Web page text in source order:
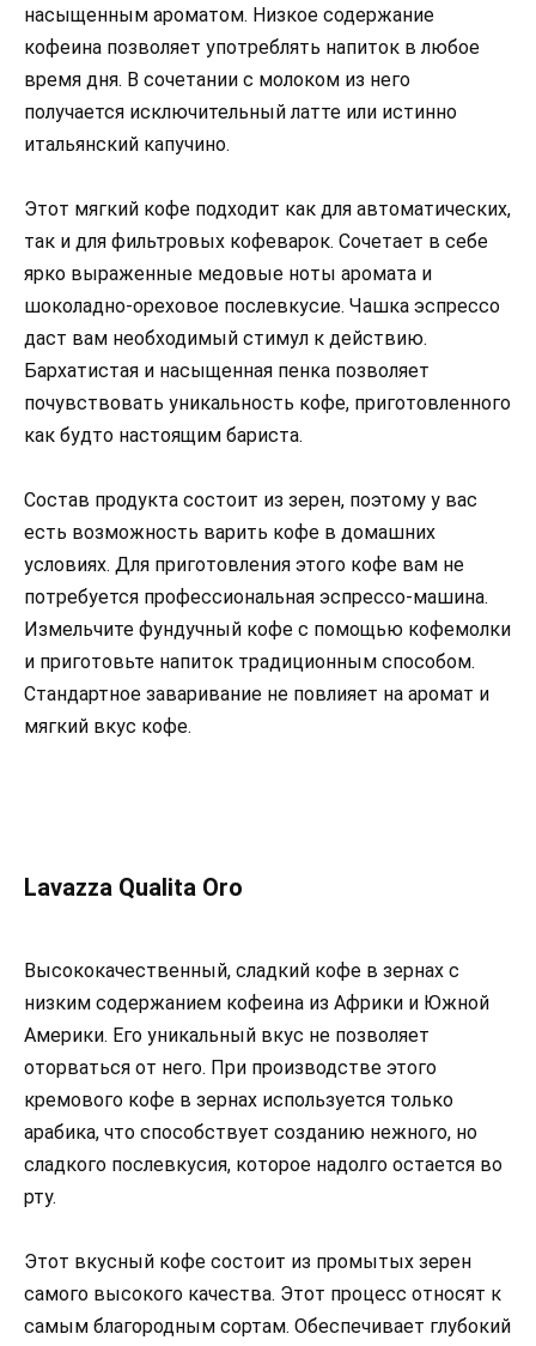
насыщенным ароматом. Низкое содержание
кофеина позволяет употреблять напиток в любое
время дня. В сочетании с молоком из него
получается исключительный латте или истинно
итальянский капучино.
Этот мягкий кофе подходит как для автоматических,
так и для фильтровых кофеварок. Сочетает в себе
ярко выраженные медовые ноты аромата и
шоколадно-ореховое послевкусие. Чашка эспрессо
даст вам необходимый стимул к действию.
Бархатистая и насыщенная пенка позволяет
почувствовать уникальность кофе, приготовленного
как будто настоящим бариста.
Состав продукта состоит из зерен, поэтому у вас
есть возможность варить кофе в домашних
условиях. Для приготовления этого кофе вам не
потребуется профессиональная эспрессо-машина.
Измельчите фундучный кофе с помощью кофемолки
и приготовьте напиток традиционным способом.
Стандартное заваривание не повлияет на аромат и
мягкий вкус кофе.
Lavazza Qualita Oro
Высококачественный, сладкий кофе в зернах с
низким содержанием кофеина из Африки и Южной
Америки. Его уникальный вкус не позволяет
оторваться от него. При производстве этого
кремового кофе в зернах используется только
арабика, что способствует созданию нежного, но
сладкого послевкусия, которое надолго остается во
рту.
Этот вкусный кофе состоит из промытых зерен
самого высокого качества. Этот процесс относят к
самым благородным сортам. Обеспечивает глубокий